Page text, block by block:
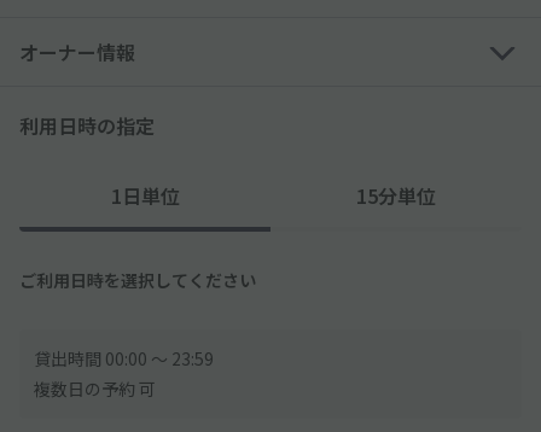
予約したスペースに駐車してください。
オーナー情報
利用日時の指定
1日単位 15分単位
ご利用日時を選択してください
貸出時間 00:00 〜 23:59
複数日の予約 可